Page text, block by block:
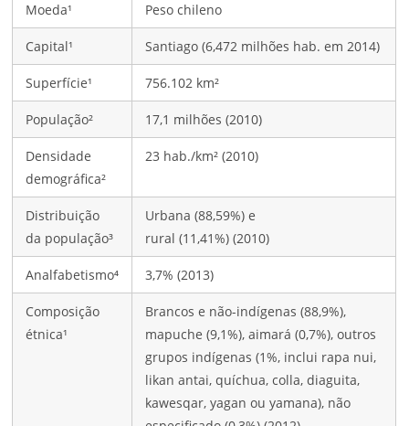
Moeda¹ Peso chileno
Capital¹ Santiago (6,472 milhões hab. em 2014)
Superfície¹ 756.102 km²
População² 17,1 milhões (2010)
Densidade
demográfica²
23 hab./km² (2010)
Distribuição
da população³
Urbana (88,59%) e
rural (11,41%) (2010)
Analfabetismo⁴ 3,7% (2013)
Composição
étnica¹
Brancos e não-indígenas (88,9%),
mapuche (9,1%), aimará (0,7%), outros
grupos indígenas (1%, inclui rapa nui,
likan antai, quíchua, colla, diaguita,
kawesqar, yagan ou yamana), não